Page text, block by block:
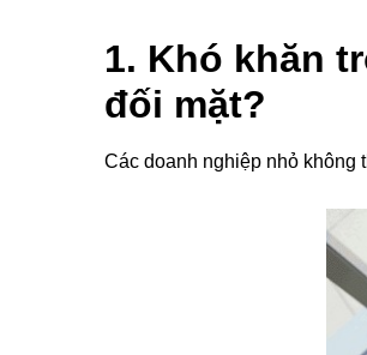
1. Khó khăn
đối mặt?
Các doanh nghiệp nhỏ không